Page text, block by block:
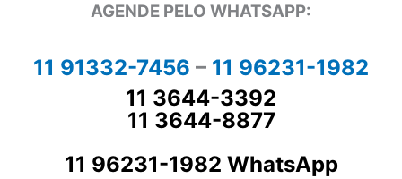
AGENDE PELO WHATSAPP:
11 91332-7456 – 11 96231-1982
11 3644-3392
11 3644-8877
11 96231-1982 WhatsApp